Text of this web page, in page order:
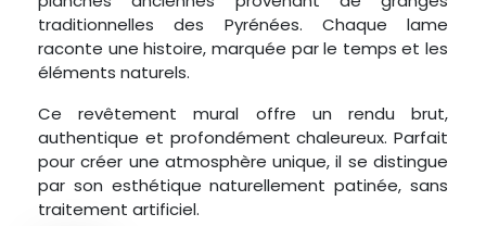
traditionnelles des Pyrénées. Chaque lame
raconte une histoire, marquée par le temps et les
éléments naturels.
Ce revêtement mural offre un rendu brut,
authentique et profondément chaleureux. Parfait
pour créer une atmosphère unique, il se distingue
par son esthétique naturellement patinée, sans
traitement artificiel.